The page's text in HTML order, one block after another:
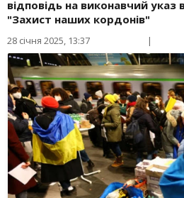
відповідь на виконавчий указ
"Захист наших кордонів"
28 січня 2025, 13:37 |